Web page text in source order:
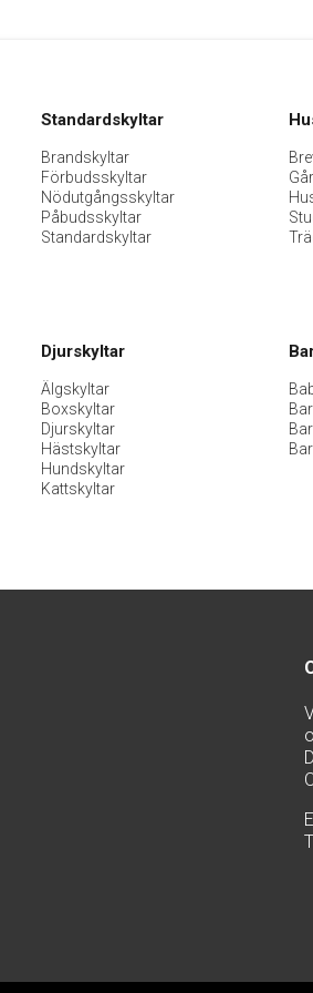
Standardskyltar
Brandskyltar
Förbudsskyltar
Nödutgångsskyltar
Påbudsskyltar
Standardskyltar
Djurskyltar
Älgskyltar
Boxskyltar
Djurskyltar
Hästskyltar
Hundskyltar
Kattskyltar